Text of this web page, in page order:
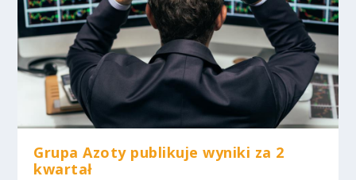
Grupa Azoty publikuje wyniki za 2
kwartał